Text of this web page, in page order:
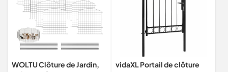
WOLTU Clôture de Jardin,
vidaXL Portail de clôture